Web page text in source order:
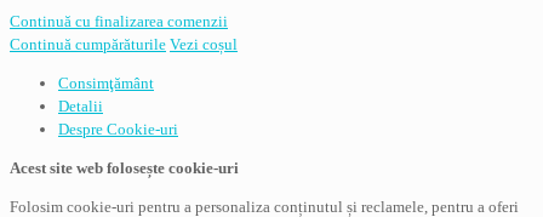
Continuă cu finalizarea comenzii
Continuă cumpărăturile Vezi coșul
Consimţământ
Detalii
Despre Cookie-uri
Acest site web folosește cookie-uri
Folosim cookie-uri pentru a personaliza conținutul și reclamele, pentru a oferi